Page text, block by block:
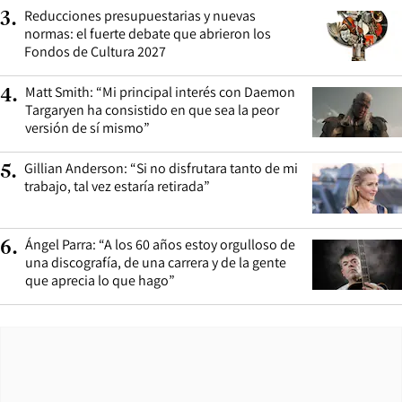
3. Reducciones presupuestarias y nuevas
normas: el fuerte debate que abrieron los
Fondos de Cultura 2027
4. Matt Smith: “Mi principal interés con Daemon
Targaryen ha consistido en que sea la peor
versión de sí mismo”
5. Gillian Anderson: “Si no disfrutara tanto de mi
trabajo, tal vez estaría retirada”
6. Ángel Parra: “A los 60 años estoy orgulloso de
una discografía, de una carrera y de la gente
que aprecia lo que hago”